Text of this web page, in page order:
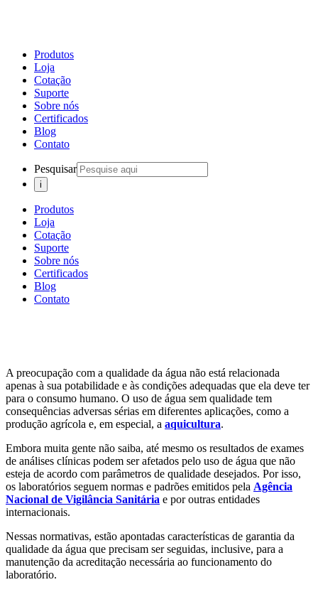
Produtos
Loja
Cotação
Suporte
Sobre nós
Certificados
Blog
Contato
Pesquisar
Produtos
Loja
Cotação
Suporte
Sobre nós
Certificados
Blog
Contato
A preocupação com a qualidade da água não está relacionada
apenas à sua potabilidade e às condições adequadas que ela deve ter
para o consumo humano. O uso de água sem qualidade tem
consequências adversas sérias em diferentes aplicações, como a
produção agrícola e, em especial, a aquicultura.
Embora muita gente não saiba, até mesmo os resultados de exames
de análises clínicas podem ser afetados pelo uso de água que não
esteja de acordo com parâmetros de qualidade desejados. Por isso,
os laboratórios seguem normas e padrões emitidos pela Agência
Nacional de Vigilância Sanitária e por outras entidades
internacionais.
Nessas normativas, estão apontadas características de garantia da
qualidade da água que precisam ser seguidas, inclusive, para a
manutenção da acreditação necessária ao funcionamento do
laboratório.